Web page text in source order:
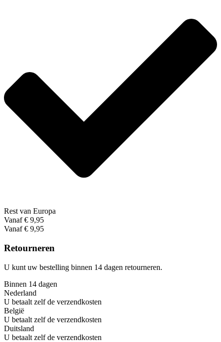
Rest van Europa
Vanaf € 9,95
Vanaf € 9,95
Retourneren
U kunt uw bestelling binnen 14 dagen retourneren.
Binnen 14 dagen
Nederland
U betaalt zelf de verzendkosten
België
U betaalt zelf de verzendkosten
Duitsland
U betaalt zelf de verzendkosten